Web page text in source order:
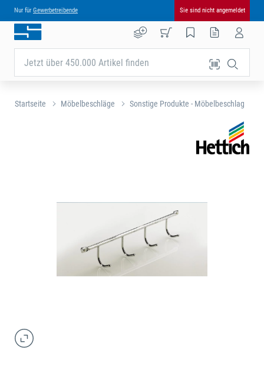
Nur für Gewerbetreibende Sie sind nicht angemeldet
Jetzt über 450.000 Artikel finden
Startseite Möbelbeschläge Sonstige Produkte - Möbelbeschlag